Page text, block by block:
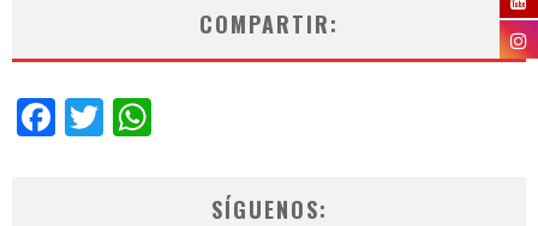
COMPARTIR:
Facebook
Twitter
SÍGUENOS: